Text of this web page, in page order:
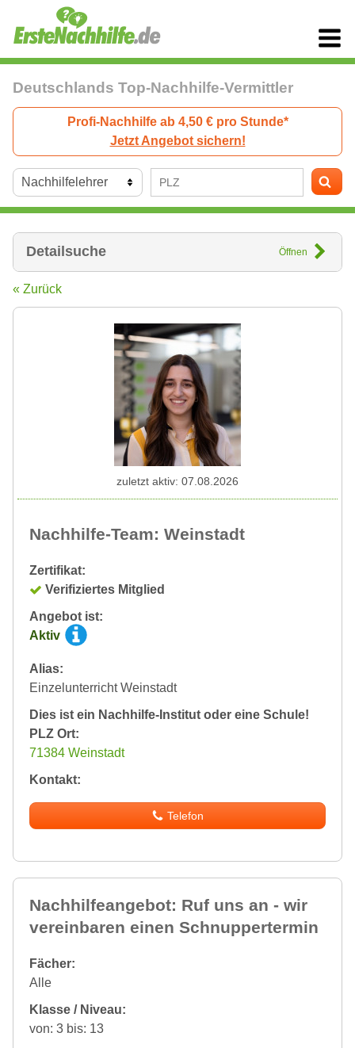
Deutschlands Top-Nachhilfe-Vermittler
Profi-Nachhilfe ab 4,50 € pro Stunde*
Jetzt Angebot sichern!
Detailsuche Öffnen
« Zurück
Nachhilfe-Team: Weinstadt
Zertifikat:
Verifiziertes Mitglied
Angebot ist:
Aktiv
Alias:
Einzelunterricht Weinstadt
Dies ist ein Nachhilfe-Institut oder eine Schule!
PLZ Ort:
71384 Weinstadt
Kontakt:
Telefon
zuletzt aktiv: 07.08.2026
Nachhilfeangebot: Ruf uns an - wir
vereinbaren einen Schnuppertermin
Fächer:
Alle
Klasse / Niveau:
von: 3 bis: 13